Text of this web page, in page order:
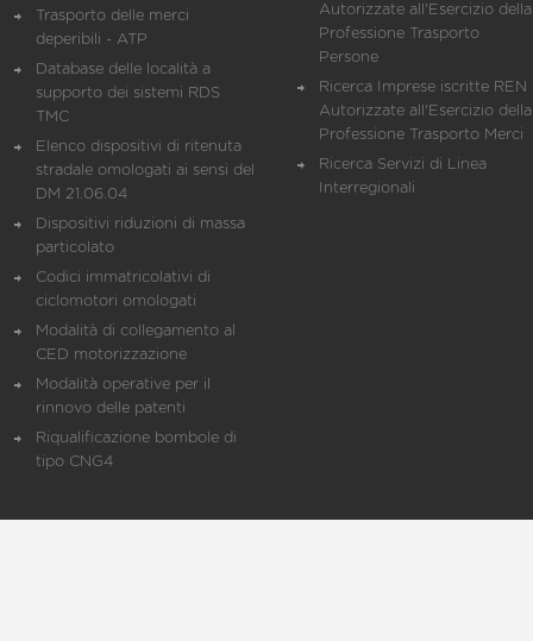
Trasporto delle merci
deperibili - ATP
Database delle località a
supporto dei sistemi RDS
TMC
Elenco dispositivi di ritenuta
stradale omologati ai sensi del
DM 21.06.04
Dispositivi riduzioni di massa
particolato
Codici immatricolativi di
ciclomotori omologati
Modalità di collegamento al
CED motorizzazione
Modalità operative per il
rinnovo delle patenti
Riqualificazione bombole di
tipo CNG4
Autorizzate all'Esercizio della
Professione Trasporto
Persone
Ricerca Imprese iscritte REN
Autorizzate all'Esercizio della
Professione Trasporto Merci
Ricerca Servizi di Linea
Interregionali